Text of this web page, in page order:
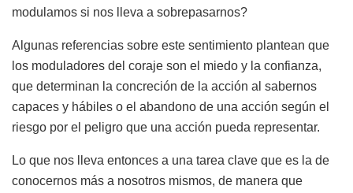
modulamos si nos lleva a sobrepasarnos?
Algunas referencias sobre este sentimiento plantean que
los moduladores del coraje son el miedo y la confianza,
que determinan la concreción de la acción al sabernos
capaces y hábiles o el abandono de una acción según el
riesgo por el peligro que una acción pueda representar.
Lo que nos lleva entonces a una tarea clave que es la de
conocernos más a nosotros mismos, de manera que